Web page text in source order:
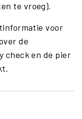
te vroeg).
voor
de
check en de pier